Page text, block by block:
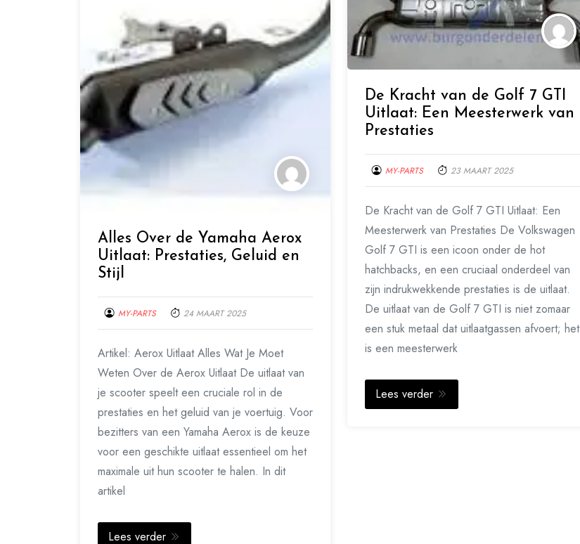
Alles Over de Yamaha Aerox
Uitlaat: Prestaties, Geluid en
Stijl
MY-PARTS 24 MAART 2025
Artikel: Aerox Uitlaat Alles Wat Je Moet
Weten Over de Aerox Uitlaat De uitlaat van
je scooter speelt een cruciale rol in de
prestaties en het geluid van je voertuig. Voor
bezitters van een Yamaha Aerox is de keuze
voor een geschikte uitlaat essentieel om het
maximale uit hun scooter te halen. In dit
artikel
Lees verder
De Kracht van de Golf 7 GTI
Uitlaat: Een Meesterwerk van
Prestaties
MY-PARTS 23 MAART 2025
De Kracht van de Golf 7 GTI Uitlaat: Een
Meesterwerk van Prestaties De Volkswagen
Golf 7 GTI is een icoon onder de hot
hatchbacks, en een cruciaal onderdeel van
zijn indrukwekkende prestaties is de uitlaat.
De uitlaat van de Golf 7 GTI is niet zomaar
een stuk metaal dat uitlaatgassen afvoert; het
is een meesterwerk
Lees verder